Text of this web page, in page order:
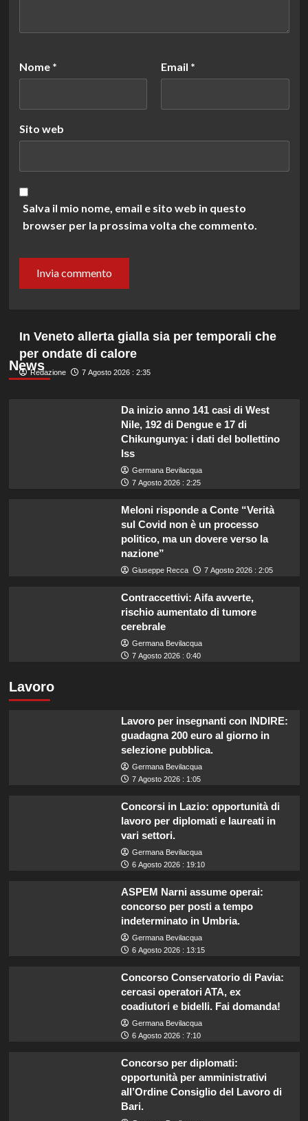
Nome * Email *
Sito web
Salva il mio nome, email e sito web in questo
browser per la prossima volta che commento.
News
In Veneto allerta gialla sia per temporali che
per ondate di calore
Redazione 7 Agosto 2026 : 2:35
Da inizio anno 141 casi di West
Nile, 192 di Dengue e 17 di
Chikungunya: i dati del bollettino
Iss
Germana Bevilacqua
7 Agosto 2026 : 2:25
Meloni risponde a Conte “Verità
sul Covid non è un processo
politico, ma un dovere verso la
nazione”
Giuseppe Recca 7 Agosto 2026 : 2:05
Contraccettivi: Aifa avverte,
rischio aumentato di tumore
cerebrale
Germana Bevilacqua
7 Agosto 2026 : 0:40
Lavoro
Lavoro per insegnanti con INDIRE:
guadagna 200 euro al giorno in
selezione pubblica.
Germana Bevilacqua
7 Agosto 2026 : 1:05
Concorsi in Lazio: opportunità di
lavoro per diplomati e laureati in
vari settori.
Germana Bevilacqua
6 Agosto 2026 : 19:10
ASPEM Narni assume operai:
concorso per posti a tempo
indeterminato in Umbria.
Germana Bevilacqua
6 Agosto 2026 : 13:15
Concorso Conservatorio di Pavia:
cercasi operatori ATA, ex
coadiutori e bidelli. Fai domanda!
Germana Bevilacqua
6 Agosto 2026 : 7:10
Concorso per diplomati:
opportunità per amministrativi
all’Ordine Consiglio del Lavoro di
Bari.